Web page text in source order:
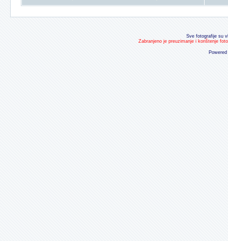
Sve fotografije su
Zabranjeno je preuzimanje i korištenje